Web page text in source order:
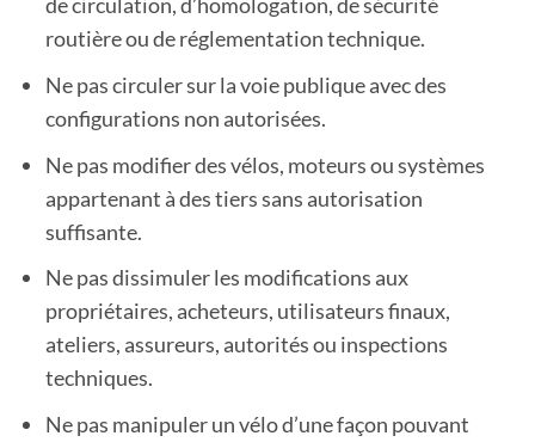
routière ou de réglementation technique.
Ne pas circuler sur la voie publique avec des
configurations non autorisées.
Ne pas modifier des vélos, moteurs ou systèmes
appartenant à des tiers sans autorisation
suffisante.
Ne pas dissimuler les modifications aux
propriétaires, acheteurs, utilisateurs finaux,
ateliers, assureurs, autorités ou inspections
techniques.
Ne pas manipuler un vélo d’une façon pouvant